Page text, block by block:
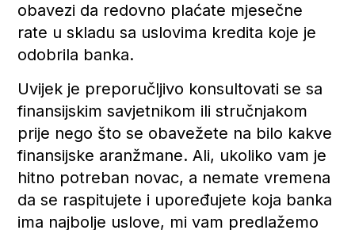
obavezi da redovno plaćate mjesečne
rate u skladu sa uslovima kredita koje je
odobrila banka.
Uvijek je preporučljivo konsultovati se sa
finansijskim savjetnikom ili stručnjakom
prije nego što se obavežete na bilo kakve
finansijske aranžmane. Ali, ukoliko vam je
hitno potreban novac, a nemate vremena
da se raspitujete i upoređujete koja banka
ima najbolje uslove, mi vam predlažemo